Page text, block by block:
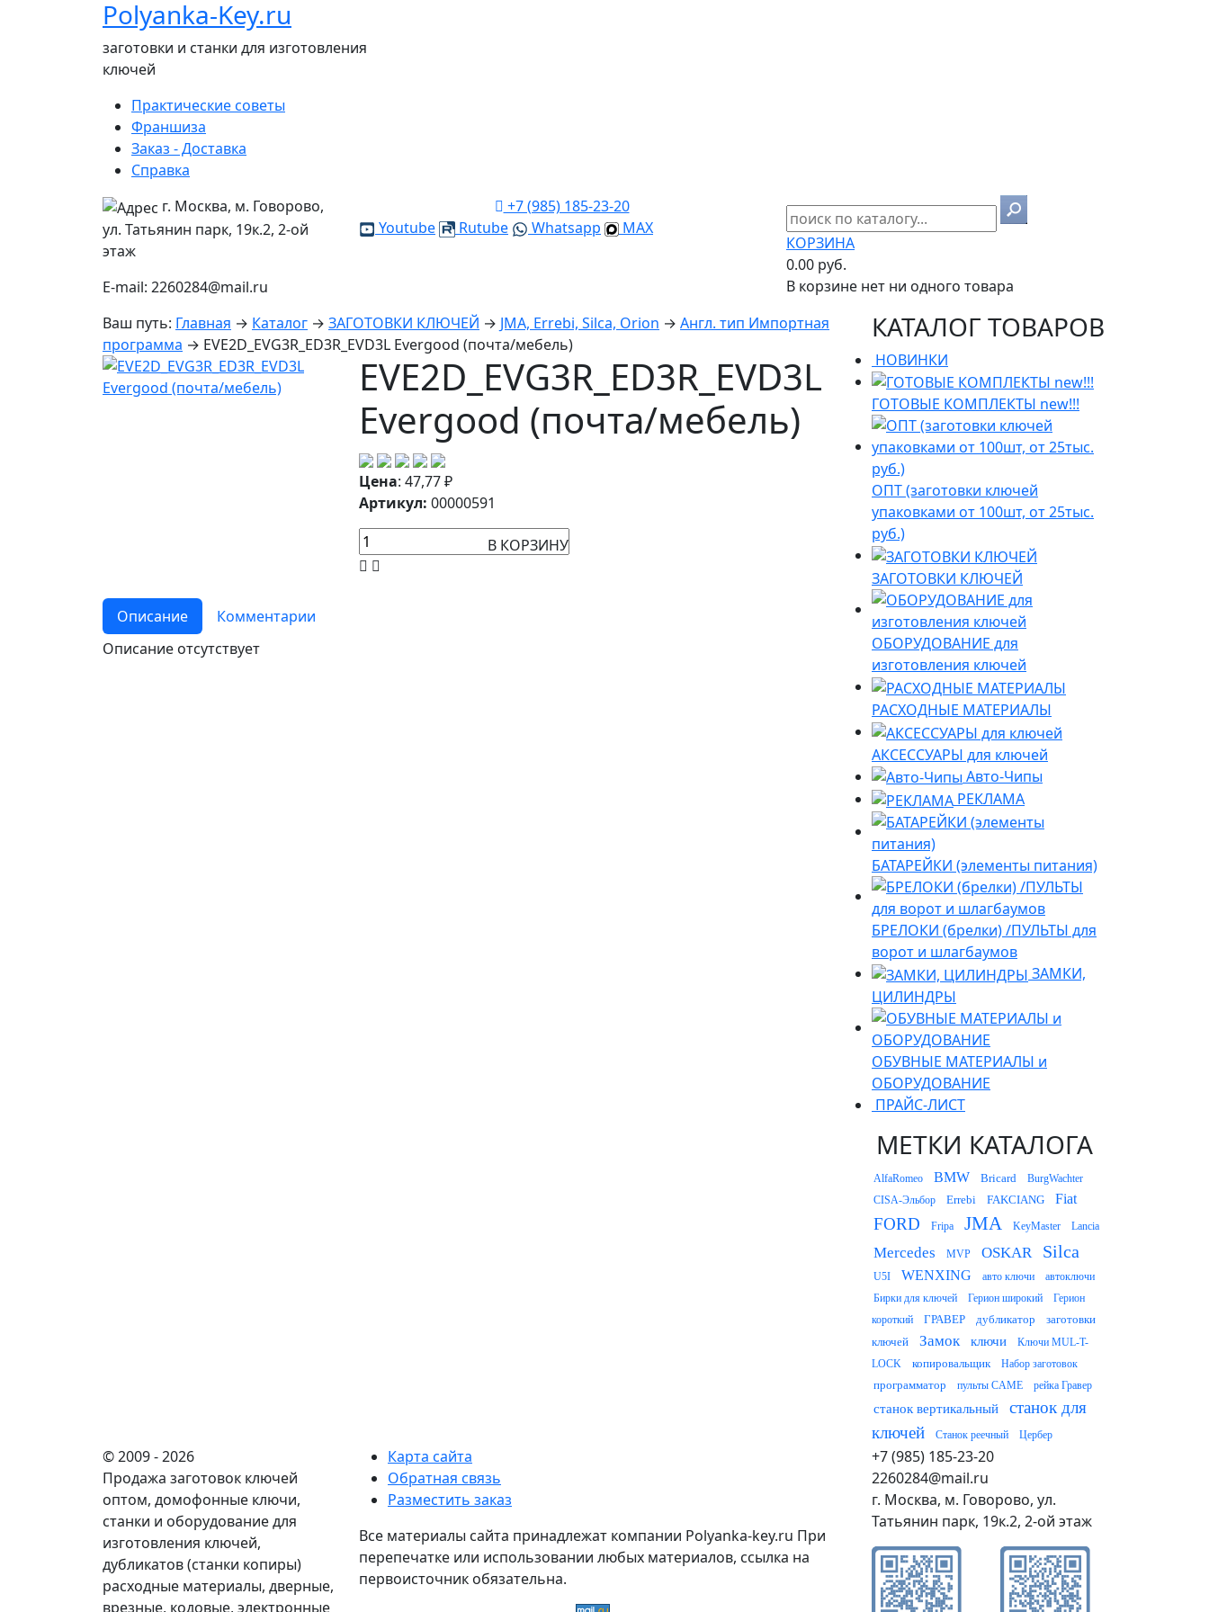
Polyanka-Key.ru
заготовки и станки для изготовления
ключей
Практические советы
Франшиза
Заказ - Доставка
Справка
г. Москва, м. Говорово,
ул. Татьянин парк, 19к.2, 2-ой
этаж
E-mail: 2260284@mail.ru
+7 (985) 185-23-20
Youtube
Rutube Whatsapp MAX
КОРЗИНА
0.00 руб.
В корзине нет ни одного товара
Ваш путь: Главная → Каталог → ЗАГОТОВКИ КЛЮЧЕЙ → JMA, Errebi, Silca, Orion → Англ. тип Импортная
программа → EVE2D_EVG3R_ED3R_EVD3L Evergood (почта/мебель)
EVE2D_EVG3R_ED3R_EVD3L
Evergood (почта/мебель)
Цена: 47,77₽
Артикул: 00000591
В КОРЗИНУ
Описание
Комментарии
Описание отсутствует
КАТАЛОГ ТОВАРОВ
НОВИНКИ
ГОТОВЫЕ КОМПЛЕКТЫ new!!!
ОПТ (заготовки ключей
упаковками от 100шт, от 25тыс.
руб.)
ЗАГОТОВКИ КЛЮЧЕЙ
ОБОРУДОВАНИЕ для
изготовления ключей
РАСХОДНЫЕ МАТЕРИАЛЫ
АКСЕССУАРЫ для ключей
Авто-Чипы
РЕКЛАМА
БАТАРЕЙКИ (элементы питания)
БРЕЛОКИ (брелки) /ПУЛЬТЫ для
ворот и шлагбаумов
ЗАМКИ,
ЦИЛИНДРЫ
ОБУВНЫЕ МАТЕРИАЛЫ и
ОБОРУДОВАНИЕ
ПРАЙС-ЛИСТ
МЕТКИ КАТАЛОГА
AlfaRomeo BMW Bricard
BurgWachter
CISA-Эльбор
Errebi FAKCIANG Fiat
FORD Fripa JMA KeyMaster Lancia
Mercedes MVP OSKAR Silca
U5I WENXING авто ключи
автоключи
Бирки для ключей
Герион широкий
Герион
короткий
ГРАВЕР дубликатор
заготовки
ключей
Замок ключи
Ключи MUL-T-
LOCK
копировальщик Набор заготовок
программатор пульты CAME рейка Гравер
станок вертикальный
станок для
ключей
Станок реечный Цербер
© 2009 - 2026
Продажа заготовок ключей
оптом, домофонные ключи,
станки и оборудование для
изготовления ключей,
дубликатов (станки копиры)
расходные материалы, дверные,
врезные, кодовые, электронные
Карта сайта
Обратная связь
Разместить заказ
Все материалы сайта принадлежат компании Polyanka-key.ru При
перепечатке или использовании любых материалов, ссылка на
первоисточник обязательна.
+7 (985) 185-23-20
2260284@mail.ru
г. Москва, м. Говорово, ул.
Татьянин парк, 19к.2, 2-ой этаж